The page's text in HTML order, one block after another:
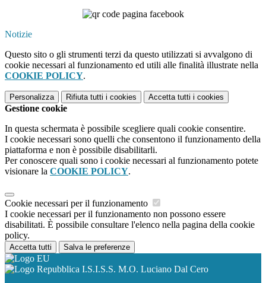
Notizie
Questo sito o gli strumenti terzi da questo utilizzati si avvalgono di
cookie necessari al funzionamento ed utili alle finalità illustrate nella
COOKIE POLICY.
Personalizza Rifiuta tutti i cookies Accetta tutti i cookies
Gestione cookie
In questa schermata è possibile scegliere quali cookie consentire.
I cookie necessari sono quelli che consentono il funzionamento della
piattaforma e non è possibile disabilitarli.
Per conoscere quali sono i cookie necessari al funzionamento potete
visionare la COOKIE POLICY.
Cookie necessari per il funzionamento
I cookie necessari per il funzionamento non possono essere
disabilitati. È possibile consultare l'elenco nella pagina della cookie
policy.
Accetta tutti Salva le preferenze
I.S.I.S.S. M.O. Luciano Dal Cero